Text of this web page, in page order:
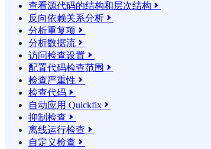
查看源代码的结构和层次结构 
反向依赖关系分析 
分析重复项 
分析数据流 
访问检查设置 
配置代码检查范围 
检查严重性 
检查代码 
自动应用 Quickfix 
抑制检查 
离线运行检查 
自定义检查 